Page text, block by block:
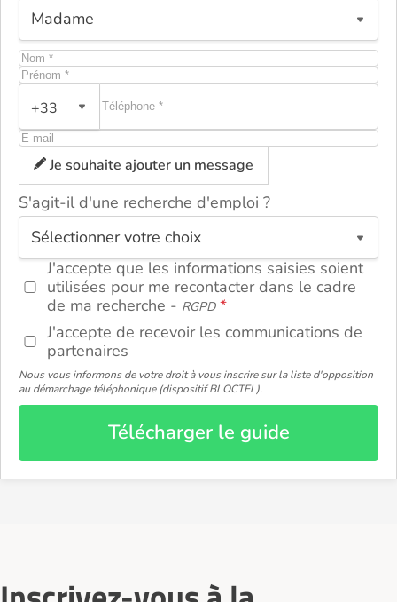
+33
Je souhaite ajouter un message
S'agit-il d'une recherche d'emploi ?
J'accepte que les informations saisies soient
utilisées pour me recontacter dans le cadre
de ma recherche - RGPD
J'accepte de recevoir les communications de
partenaires
Nous vous informons de votre droit à vous inscrire sur la liste d'opposition
au démarchage téléphonique (dispositif BLOCTEL).
Télécharger le guide
ou